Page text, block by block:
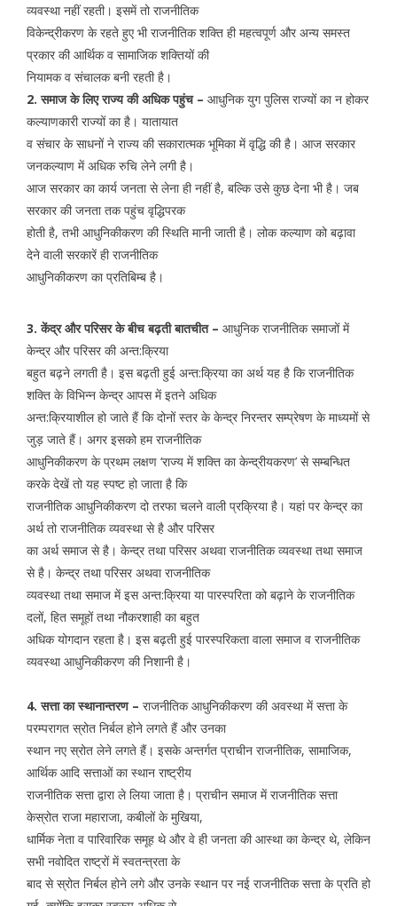
व्यवस्था नहीं रहती। इसमें तो राजनीतिक
विकेन्द्रीकरण के रहते हुए भी राजनीतिक शक्ति ही महत्वपूर्ण और अन्य समस्त
प्रकार की आर्थिक व सामाजिक शक्तियों की
नियामक व संचालक बनी रहती है।
2. समाज के लिए राज्य की अधिक पहुंच – आधुनिक युग पुलिस राज्यों का न होकर
कल्याणकारी राज्यों का है। यातायात
व संचार के साधनों ने राज्य की सकारात्मक भूमिका में वृद्धि की है। आज सरकार
जनकल्याण में अधिक रुचि लेने लगी है।
आज सरकार का कार्य जनता से लेना ही नहीं है, बल्कि उसे कुछ देना भी है। जब
सरकार की जनता तक पहुंच वृद्धिपरक
होती है, तभी आधुनिकीकरण की स्थिति मानी जाती है। लोक कल्याण को बढ़ावा
देने वाली सरकारें ही राजनीतिक
आधुनिकीकरण का प्रतिबिम्ब है।
3. केंद्र और परिसर के बीच बढ़ती बातचीत – आधुनिक राजनीतिक समाजों में
केन्द्र और परिसर की अन्त:क्रिया
बहुत बढ़ने लगती है। इस बढ़ती हुई अन्त:क्रिया का अर्थ यह है कि राजनीतिक
शक्ति के विभिन्न केन्द्र आपस में इतने अधिक
अन्त:क्रियाशील हो जाते हैं कि दोनों स्तर के केन्द्र निरन्तर सम्प्रेषण के माध्यमों से
जुड़ जाते हैं। अगर इसको हम राजनीतिक
आधुनिकीकरण के प्रथम लक्षण ‘राज्य में शक्ति का केन्द्रीयकरण’ से सम्बन्धित
करके देखें तो यह स्पष्ट हो जाता है कि
राजनीतिक आधुनिकीकरण दो तरफा चलने वाली प्रक्रिया है। यहां पर केन्द्र का
अर्थ तो राजनीतिक व्यवस्था से है और परिसर
का अर्थ समाज से है। केन्द्र तथा परिसर अथवा राजनीतिक व्यवस्था तथा समाज
से है। केन्द्र तथा परिसर अथवा राजनीतिक
व्यवस्था तथा समाज में इस अन्त:क्रिया या पारस्परिता को बढ़ाने के राजनीतिक
दलों, हित समूहों तथा नौकरशाही का बहुत
अधिक योगदान रहता है। इस बढ़ती हुई पारस्परिकता वाला समाज व राजनीतिक
व्यवस्था आधुनिकीकरण की निशानी है।
4. सत्ता का स्थानान्तरण – राजनीतिक आधुनिकीकरण की अवस्था में सत्ता के
परम्परागत स्रोत निर्बल होने लगते हैं और उनका
स्थान नए स्रोत लेने लगते हैं। इसके अन्तर्गत प्राचीन राजनीतिक, सामाजिक,
आर्थिक आदि सत्ताओं का स्थान राष्ट्रीय
राजनीतिक सत्ता द्वारा ले लिया जाता है। प्राचीन समाज में राजनीतिक सत्ता
केस्रोत राजा महाराजा, कबीलों के मुखिया,
धार्मिक नेता व पारिवारिक समूह थे और वे ही जनता की आस्था का केन्द्र थे, लेकिन
सभी नवोदित राष्ट्रों में स्वतन्त्रता के
बाद से स्रोत निर्बल होने लगे और उनके स्थान पर नई राजनीतिक सत्ता के प्रति हो